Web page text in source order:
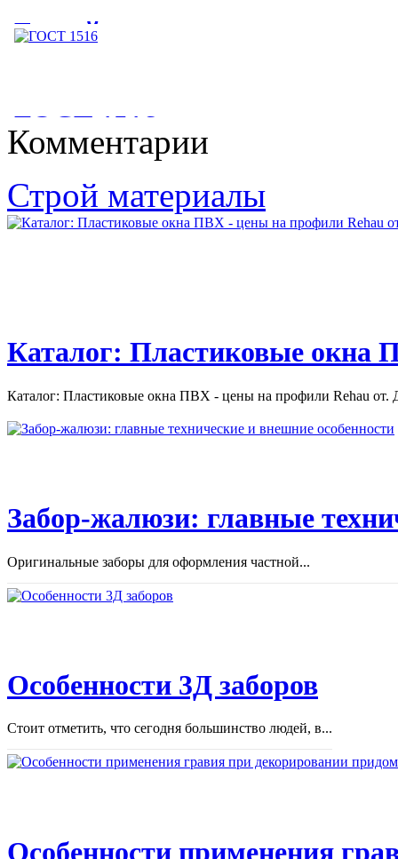
ОТДЕЛКИ БАНИ И САУНЫ;
КАК ПОСТРОИТЬ БАНЮ И САУНУ: РЕКОМЕНДАЦИИ
ПО СТРОИТЕЛЬСТВУ И ОТДЕЛКИ БАНИ И САУНЫ;...
Бассейн как средство
ГОСТ 1516
ЭЛЕКТРОУСТАНОВКИ ПЕРЕМЕННОГО ТОКА НА...
Комментарии
Строй материалы
Каталог: Пластиковые окна
Каталог: Пластиковые окна ПВХ - цены на профили Rehau от.
Забор-жалюзи: главные
Оригинальные заборы для оформления частной...
Особенности 3Д заборов
Стоит отметить, что сегодня большинство людей, в...
Особенности применения